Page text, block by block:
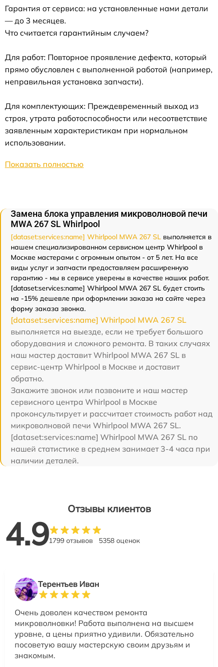
Гарантия от сервиса: на установленные нами детали
— до 3 месяцев.
Что считается гарантийным случаем?
Для работ: Повторное проявление дефекта, который
прямо обусловлен с выполненной работой (например,
неправильная установка запчасти).
Для комплектующих: Преждевременный выход из
строя, утрата работоспособности или несоответствие
заявленным характеристикам при нормальном
использовании.
Показать полностью
Замена блока управления микроволновой печи
MWA 267 SL Whirlpool
[dataset:services:name] Whirlpool MWA 267 SL выполняется в
нашем специализированном сервисном центр Whirlpool в
Москве мастерами с огромным опытом - от 5 лет. На все
виды услуг и запчасти предоставляем расширенную
гарантию - мы в сервисе уверены в качестве наших работ.
[dataset:services:name] Whirlpool MWA 267 SL будет стоить
на -15% дешевле при оформлении заказа на сайте через
форму заказа звонка.
[dataset:services:name] Whirlpool MWA 267 SL
выполняется на выезде, если не требует большого
оборудования и сложного ремонта. В таких случаях
наш мастер доставит Whirlpool MWA 267 SL в
сервис-центр Whirlpool в Москве и доставит
обратно.
Закажите звонок или позвоните и наш мастер
сервисного центра Whirlpool в Москве
проконсультирует и рассчитает стоимость работ над
микроволновой печи Whirlpool MWA 267 SL.
[dataset:services:name] Whirlpool MWA 267 SL по
нашей статистике в среднем занимает 3-4 часа при
наличии деталей.
Отзывы клиентов
4.91799 отзывов 5358 оценок
Терентьев Иван
Очень доволен качеством ремонта
микроволновки! Работа выполнена на высшем
уровне, а цены приятно удивили. Обязательно
посоветую вашу мастерскую своим друзьям и
знакомым.